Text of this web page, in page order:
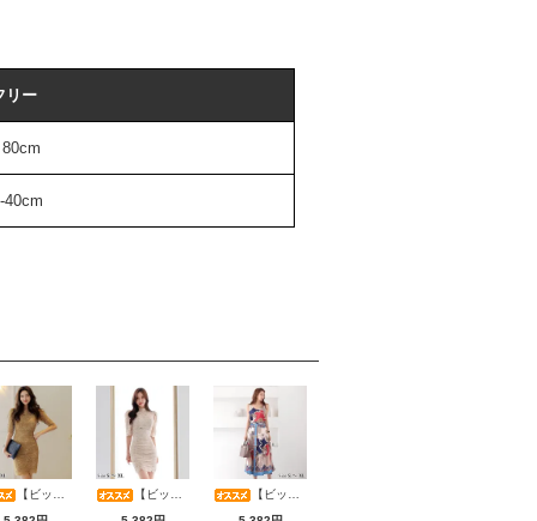
リー
40cm
【ビッグサマーセール対象品】フラワー総レースタイトミニワンピース(キャバドレス・CABARETDRESS)
【ビッグサマーセール対象品】大人フェミニンハーフスリーブ総レースワンピース(キャバドレス・CABARETDRESS)
【ビッグサマーセール対象品】スカーフ柄キャミ×タック入りミモレ丈スカートセットアップ(キャバドレス・CABARETDRESS)